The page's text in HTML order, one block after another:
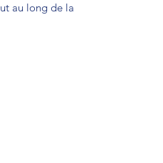
au long de la